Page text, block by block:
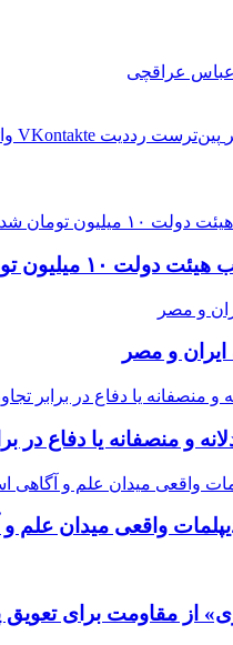
عراقچی
‫پین‌ترست ‫رددیت ‫VKontakte
میلیون تومان شد
و مصر
و منصفانه یا دفاع در
واقعی میدان علم
از مقاومت برای تعویق